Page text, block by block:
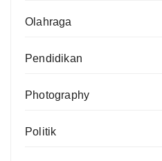
Olahraga
Pendidikan
Photography
Politik